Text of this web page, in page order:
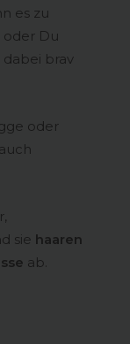
es zu
Du
brav
oder
sie haaren
ab.